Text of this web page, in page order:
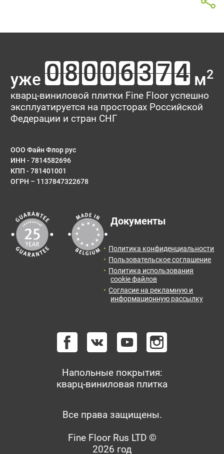
уже м2
кварц-виниловой плитки Fine Floor успешно
эксплуатируется на просторах Российской
Федерации и стран СНГ
ООО Файн Флор рус
ИНН - 7814582696
КПП - 781401001
ОГРН – 1137847322678
Документы
Политика конфиденциальности
Пользовательское соглашение
Политика использования
cookie файлов
Согласие на рекламную и
информационную рассылку
Напольные покрытия:
кварц-виниловая плитка
Все права защищены.
Fine Floor Rus LTD ©
2026 год